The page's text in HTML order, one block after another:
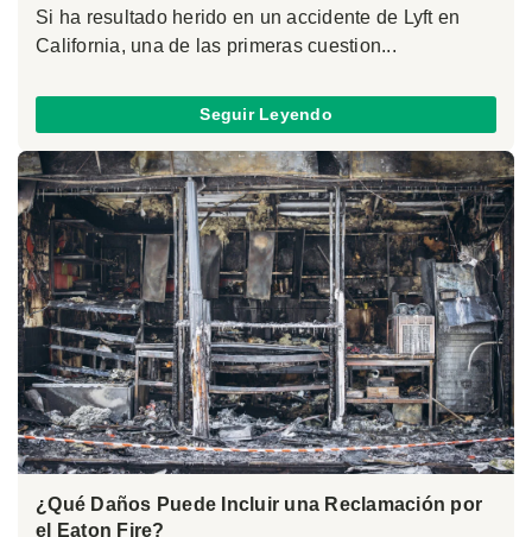
Si ha resultado herido en un accidente de Lyft en
California, una de las primeras cuestion...
Seguir Leyendo
¿Qué Daños Puede Incluir una Reclamación por
el Eaton Fire?